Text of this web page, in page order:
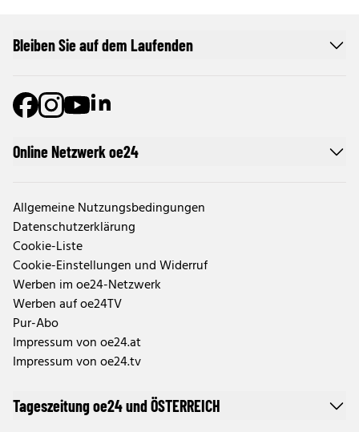
Online Netzwerk oe24
Allgemeine Nutzungsbedingungen
Datenschutzerklärung
Cookie-Liste
Cookie-Einstellungen und Widerruf
Werben im oe24-Netzwerk
Werben auf oe24TV
Pur-Abo
Impressum von oe24.at
Impressum von oe24.tv
Tageszeitung oe24 und ÖSTERREICH
Bleiben Sie auf dem Laufenden